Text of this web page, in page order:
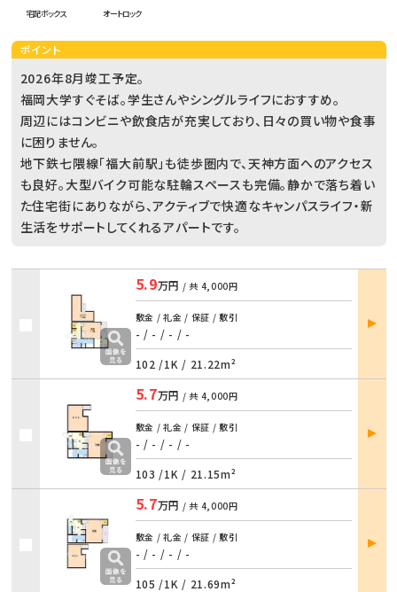
宅配ボックス オートロック
ポイント
2026年8月竣工予定。
福岡大学すぐそば。学生さんやシングルライフにおすすめ。
周辺にはコンビニや飲食店が充実しており、日々の買い物や食事
に困りません。
地下鉄七隈線「福大前駅」も徒歩圏内で、天神方面へのアクセス
も良好。大型バイク可能な駐輪スペースも完備。静かで落ち着い
た住宅街にありながら、アクティブで快適なキャンパスライフ・新
生活をサポートしてくれるアパートです。
5.9万円 / 共 4,000円
敷金 / 礼金 / 保証 / 敷引
- / - / - / -
102 /1K / 21.22m²
部屋
詳細
5.7万円 / 共 4,000円
敷金 / 礼金 / 保証 / 敷引
- / - / - / -
103 /1K / 21.15m²
部屋
詳細
5.7万円 / 共 4,000円
敷金 / 礼金 / 保証 / 敷引
- / - / - / -
105 /1K / 21.69m²
部屋
詳細